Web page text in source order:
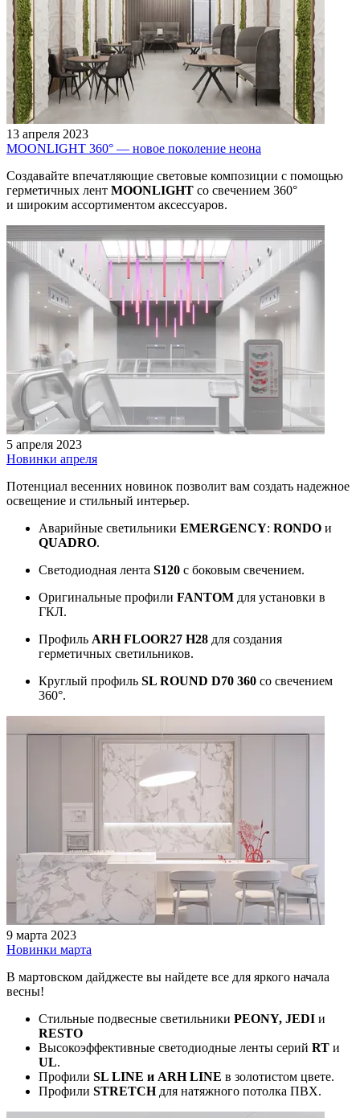
13 апреля 2023
MOONLIGHT 360° — новое поколение неона
Создавайте впечатляющие световые композиции с помощью
герметичных лент MOONLIGHT со свечением 360°
и широким ассортиментом аксессуаров.
5 апреля 2023
Новинки апреля
Потенциал весенних новинок позволит вам создать надежное
освещение и стильный интерьер.
Аварийные светильники EMERGENCY: RONDO и
QUADRO.
Светодиодная лента S120 с боковым свечением.
Оригинальные профили FANTOM для установки в
ГКЛ.
Профиль ARH FLOOR27 H28 для создания
герметичных светильников.
Круглый профиль SL ROUND D70 360 со свечением
360°.
9 марта 2023
Новинки марта
В мартовском дайджесте вы найдете все для яркого начала
весны!
Стильные подвесные светильники PEONY, JEDI и
RESTO
Высокоэффективные светодиодные ленты серий RT и
UL.
Профили SL LINE и ARH LINE в золотистом цвете.
Профили STRETCHдля натяжного потолка ПВХ.